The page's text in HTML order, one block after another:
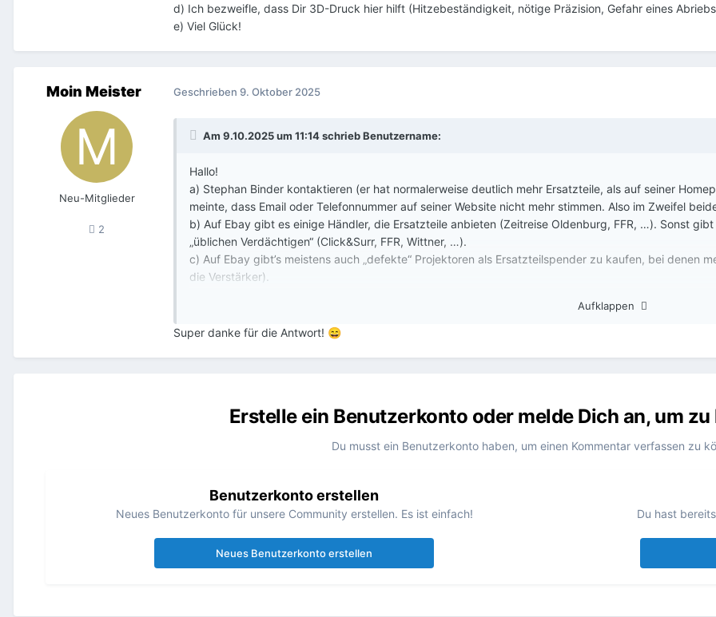
d) Ich bezweifle, dass Dir 3D-Druck hier hilft (Hitzebeständigkeit, nötige Präzision, Gefahr eines
e) Viel Glück!
Moin Meister
Neu-Mitglieder
2
Geschrieben 9. Oktober 2025
Am 9.10.2025 um 11:14 schriebBenutzername:
Hallo!
a) Stephan Binder kontaktieren (er hat normalerweise deutlich mehr Ersatzteile, als auf seiner
meinte, dass Email oder Telefonnummer auf seiner Website nicht mehr stimmen. Also im Zweifel
b) Auf Ebay gibt es einige Händler, die Ersatzteile anbieten (Zeitreise Oldenburg, FFR, …). Sonst
„üblichen Verdächtigen“ (Click&Surr, FFR, Wittner, …).
c) Auf Ebay gibt’s meistens auch „defekte“ Projektoren als Ersatzteilspender zu kaufen, bei denen
die Verstärker).
Aufklappen
Super danke für die Antwort! 😄
Erstelle ein Benutzerkonto oder melde Dich an, um
Du musst ein Benutzerkonto haben, um einen Kommentar verfassen zu
Benutzerkonto erstellen
Neues Benutzerkonto für unsere Community erstellen. Es ist einfach!
Neues Benutzerkonto erstellen
Du hast